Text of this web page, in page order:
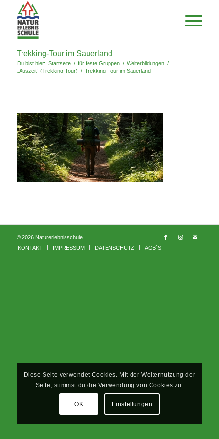
Trekking-Tour im Sauerland
Du bist hier: Startseite / für feste Gruppen / Weiterbildungen /
„Auszeit“ (Trekking-Tour) / Trekking-Tour im Sauerland
© 2026 Naturerlebnisschule
KONTAKT
IMPRESSUM DATENSCHUTZ AGB´S
Diese Seite verwendet Cookies. Mit der Weiternutzung der
Seite, stimmst du die Verwendung von Cookies zu.
OK Einstellungen